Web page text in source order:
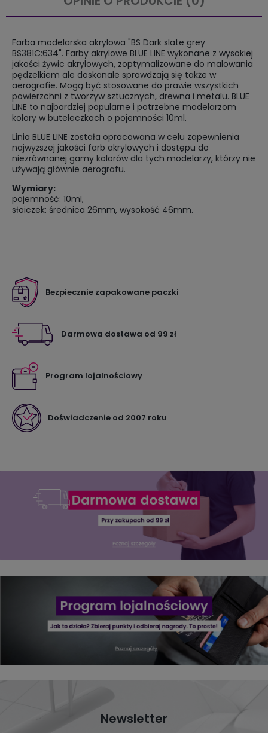
Farba modelarska akrylowa "BS Dark slate grey
BS381C:634". Farby akrylowe BLUE LINE wykonane z wysokiej
jakości żywic akrylowych, zoptymalizowane do malowania
pędzelkiem ale doskonale sprawdzają się także w
aerografie. Mogą być stosowane do prawie wszystkich
powierzchni z tworzyw sztucznych, drewna i metalu. BLUE
LINE to najbardziej popularne i potrzebne modelarzom
kolory w buteleczkach o pojemności 10ml.
Linia BLUE LINE została opracowana w celu zapewnienia
najwyższej jakości farb akrylowych i dostępu do
niezrównanej gamy kolorów dla tych modelarzy, którzy nie
używają głównie aerografu.
Wymiary:
pojemność: 10ml,
słoiczek: średnica 26mm, wysokość 46mm.
Bezpiecznie zapakowane paczki
Darmowa dostawa od 99 zł
Program lojalnościowy
Doświadczenie od 2007 roku
Newsletter